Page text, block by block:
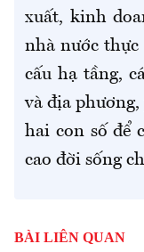
xuất, kinh
nhà nước
cấu hạ tầng,
và địa
hai con số để
cao đời sống
BÀI LIÊN QUAN